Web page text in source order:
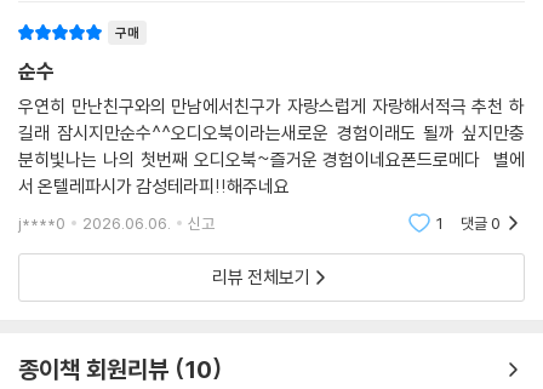
사실을 보여 준다. 일반적으로 다른 동시의 말놀이가 소리나 의미의 유사
성을 중심으로 구성되는 것에 비해, 문자의 형태를 기준으로 말장난이 이
루어지고 있다는 것이 문봄 시인 동시의 고유한 특징이다.
의미를 표현하는 도구로 생각되기 쉬운 문자도 어떤 방식으로 보는지에 따
라 살아 있는 캐릭터가 되기도 한다. 기존의 동시에서는 발견할 수 없었던
새로운 말놀이 방식이다. 상상력과 창의력의 힘을 보여 주는 문봄 시인의
말놀이 동시들은 아이들에게 그 자체로 흥미롭게 느껴질 것이다.
구매
순수
우연히 만난친구와의 만남에서친구가 자랑스럽게 자랑해서적극 추천 하
길래 잠시지만순수^^오디오북이라는새로운 경험이래도 될까 싶지만충
분히빛나는 나의 첫번째 오디오북~즐거운 경험이네요폰드로메다 별에
서 온텔레파시가 감성테라피!!해주네요
j****0 2026.06.06. 신고 1 댓글0
리뷰 전체보기
종이책 회원리뷰 10